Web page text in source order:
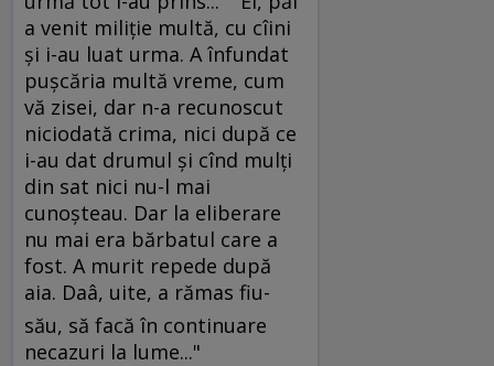
a venit miliţie multă, cu cîini
şi i-au luat urma. A înfundat
puşcăria multă vreme, cum
vă zisei, dar n-a recunoscut
niciodată crima, nici după ce
i-au dat drumul şi cînd mulţi
din sat nici nu-l mai
cunoşteau. Dar la eliberare
nu mai era bărbatul care a
fost. A murit repede după
aia. Daâ, uite, a rămas fiu-
său, să facă în continuare
necazuri la lume..."